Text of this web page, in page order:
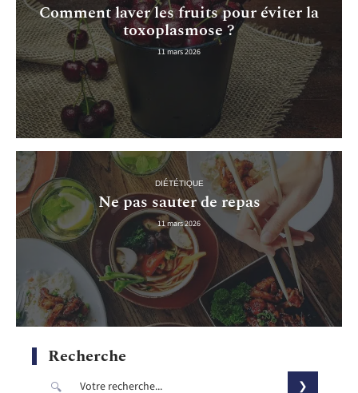
Comment laver les fruits pour éviter la
toxoplasmose ?
11 mars 2026
DIÉTÉTIQUE
Ne pas sauter de repas
11 mars 2026
Recherche